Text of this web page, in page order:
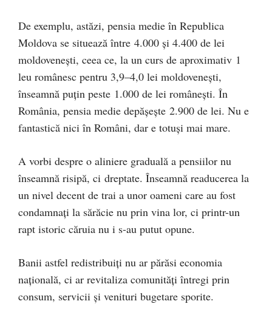
De exemplu, astăzi, pensia medie în Republica
Moldova se situează între 4.000 și 4.400 de lei
moldovenești, ceea ce, la un curs de aproximativ 1
leu românesc pentru 3,9–4,0 lei moldovenești,
înseamnă puțin peste 1.000 de lei românești. În
România, pensia medie depășește 2.900 de lei. Nu e
fantastică nici în Români, dar e totuși mai mare.
A vorbi despre o aliniere graduală a pensiilor nu
înseamnă risipă, ci dreptate. Înseamnă readucerea la
un nivel decent de trai a unor oameni care au fost
condamnați la sărăcie nu prin vina lor, ci printr-un
rapt istoric căruia nu i s-au putut opune.
Banii astfel redistribuiți nu ar părăsi economia
națională, ci ar revitaliza comunități întregi prin
consum, servicii și venituri bugetare sporite.